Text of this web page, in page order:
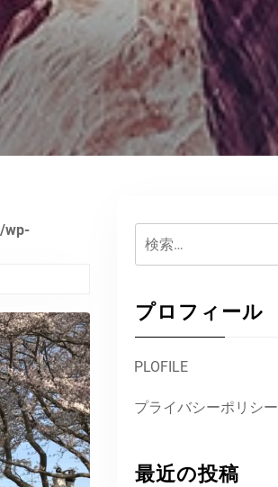
wp-
検
索:
プロフィール
PLOFILE
プライバシーポリシー
最近の投稿